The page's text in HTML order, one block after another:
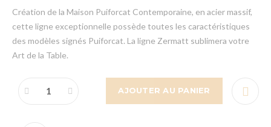
Création de la Maison Puiforcat Contemporaine, en acier massif,
cette ligne exceptionnelle possède toutes les caractéristiques
des modèles signés Puiforcat. La ligne Zermatt sublimera votre
Art de la Table.
AJOUTER AU PANIER